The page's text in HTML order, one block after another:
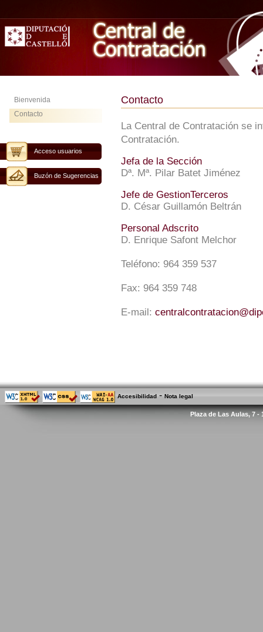
Bienvenida
Contacto
Acceso usuarios
Buzón de Sugerencias
Contacto
La Central de Contratación se
Contratación.
Jefa de la Sección
Dª. Mª. Pilar Batet Jiménez
Jefe de GestionTerceros
D. César Guillamón Beltrán
Personal Adscrito
D. Enrique Safont Melchor
Teléfono: 964 359 537
Fax: 964 359 748
E-mail:
Accesibilidad - Nota legal
Plaza de Las Aulas, 7 -